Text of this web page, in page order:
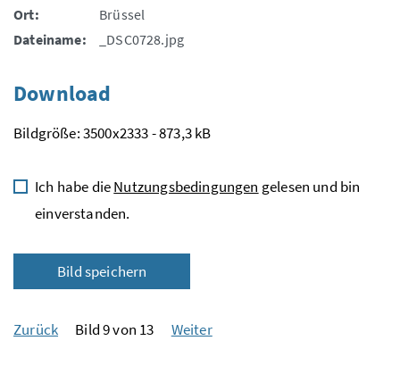
Ort:
Brüssel
Dateiname:
_DSC0728.jpg
Download
Bildgröße: 3500x2333 - 873,3 kB
Ich habe dieNutzungsbedingungen gelesen und bin
einverstanden.
Bild speichern
Zurück Bild 9 von 13 Weiter